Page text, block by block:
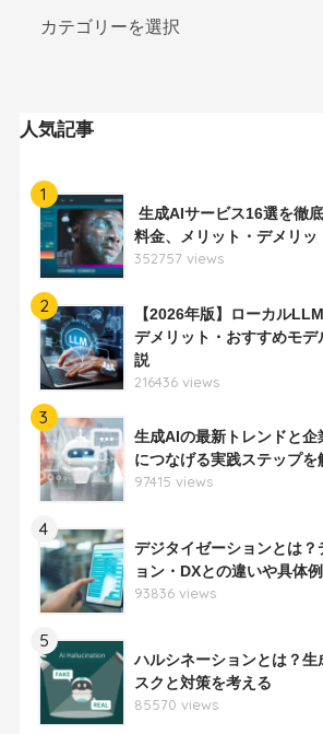
人気記事
1
生成AIサービス16選を徹
料金、メリット・デメリッ
352757 views
2
【2026年版】ローカル
デメリット・おすすめモデ
説
216436 views
3
生成AIの最新トレンドと企
につなげる実践ステップを
97415 views
4
デジタイゼーションとは？
ョン・DXとの違いや具体
93836 views
5
ハルシネーションとは？生
スクと対策を考える
85570 views